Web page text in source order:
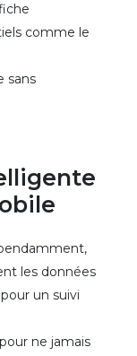
comme le
sans
les données
un suivi
ne jamais